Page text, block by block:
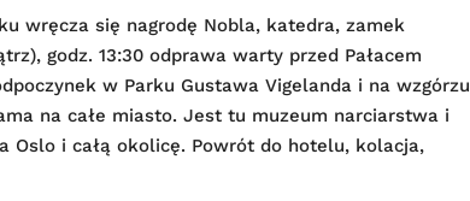
wręcza się nagrodę Nobla, katedra, zamek
godz. 13:30 odprawa warty przed Pałacem
w Parku Gustawa Vigelanda i na wzgórzu
na całe miasto. Jest tu muzeum narciarstwa i
Oslo i całą okolicę. Powrót do hotelu, kolacja,